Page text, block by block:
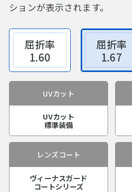
ションが表示されます。
屈折率
1.60
屈折率
1.67
UVカット
UVカット
標準装備
レンズコート
ヴィーナスガード
コートシリーズ